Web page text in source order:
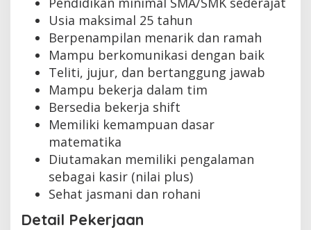
Usia maksimal 25 tahun
Berpenampilan menarik dan ramah
Mampu berkomunikasi dengan baik
Teliti, jujur, dan bertanggung jawab
Mampu bekerja dalam tim
Bersedia bekerja shift
Memiliki kemampuan dasar
matematika
Diutamakan memiliki pengalaman
sebagai kasir (nilai plus)
Sehat jasmani dan rohani
Detail Pekerjaan